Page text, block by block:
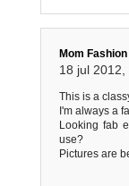
Mom
18 jul
This is a
I'm always a
Looking fab
use?
Pictures are